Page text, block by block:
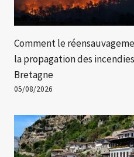
Comment le
la propagation des
Bretagne
05/08/2026